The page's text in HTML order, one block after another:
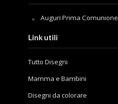
Auguri Prima Comunione
Link utili
Tutto Disegni
Mamma e Bambini
Disegni da colorare